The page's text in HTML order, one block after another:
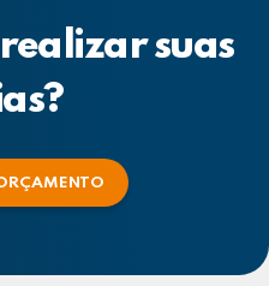
suas